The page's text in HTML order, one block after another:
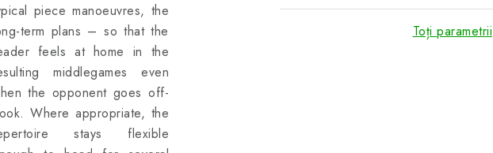
piece manoeuvres, the
term plans – so that the
feels at home in the
middlegames even
the opponent goes off-
Where appropriate, the
stays flexible
Toți parametrii